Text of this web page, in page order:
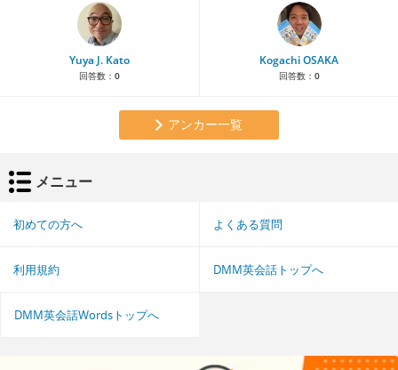
Yuya J. Kato
回答数： 0
Kogachi OSAKA
回答数： 0
アンカー一覧
メニュー
初めての方へ よくある質問
利用規約 DMM英会話トップへ
DMM英会話Wordsトップへ